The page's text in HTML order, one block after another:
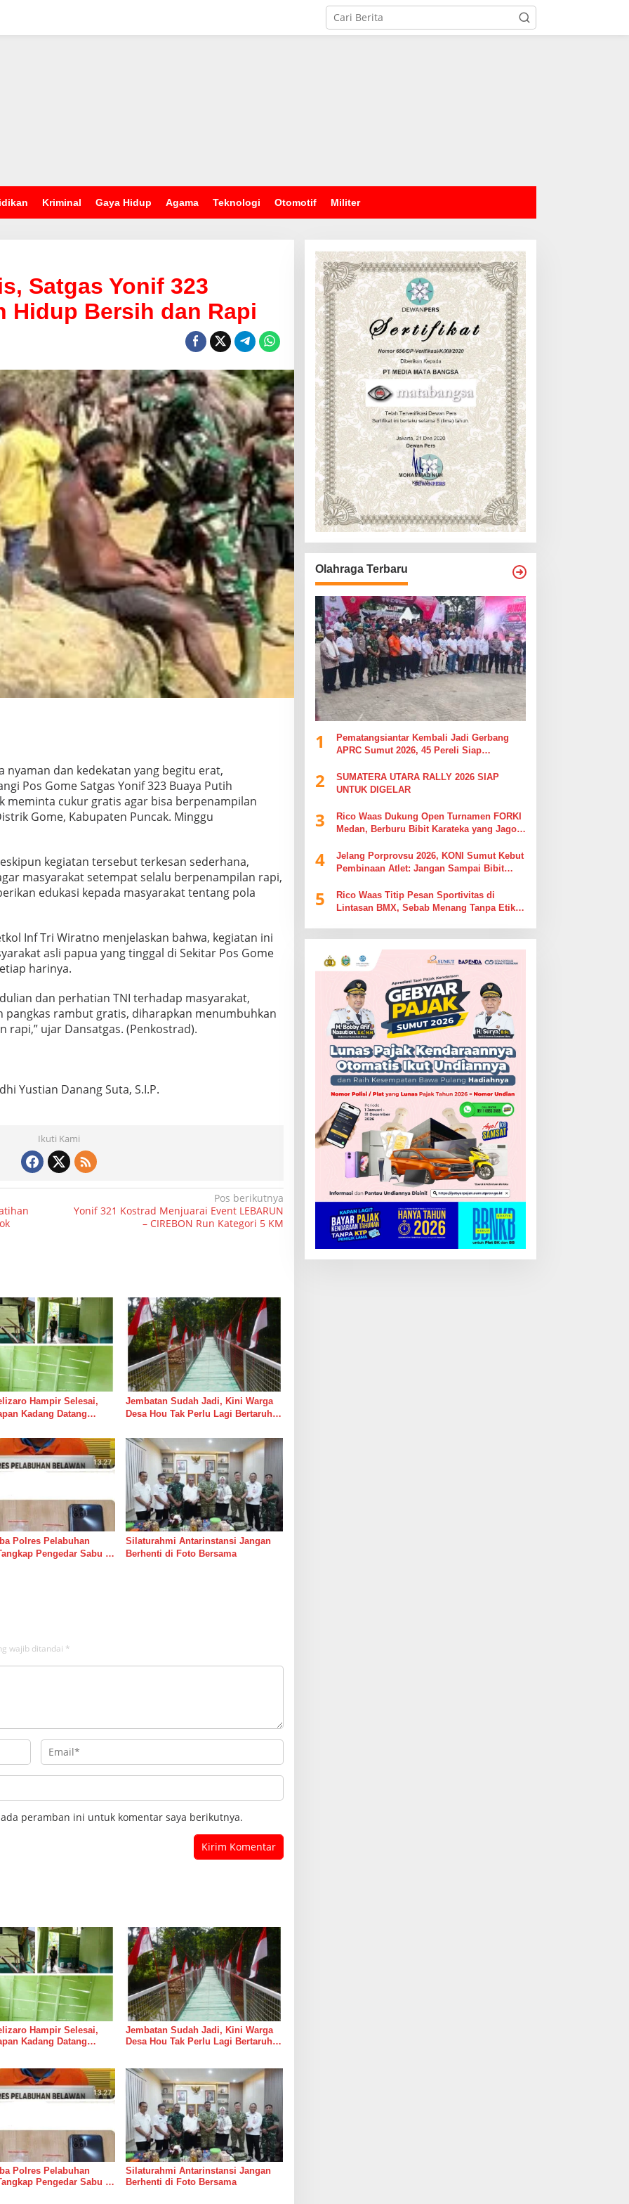
Kriminal Gaya Hidup Agama Teknologi Otomotif Militer
Satgas Yonif 323
Hidup Bersih dan Rapi
nyaman dan kedekatan yang begitu erat,
Pos Gome Satgas Yonif 323 Buaya Putih
meminta cukur gratis agar bisa berpenampilan
Gome, Kabupaten Puncak. Minggu
kegiatan tersebut terkesan sederhana,
masyarakat setempat selalu berpenampilan rapi,
edukasi kepada masyarakat tentang pola
Inf Tri Wiratno menjelaskan bahwa, kegiatan ini
asli papua yang tinggal di Sekitar Pos Gome
harinya.
dan perhatian TNI terhadap masyarakat,
pangkas rambut gratis, diharapkan menumbuhkan
rapi,” ujar Dansatgas. (Penkostrad).
Yustian Danang Suta, S.I.P.
Ikuti Kami
Pos berikutnya
Yonif 321 Kostrad Menjuarai Event LEBARUN
– CIREBON Run Kategori 5 KM
Hampir Selesai,
Kadang Datang
Jembatan Sudah Jadi, Kini Warga
Desa Hou Tak Perlu Lagi Bertaruh
Polres Pelabuhan
Pengedar Sabu di
Silaturahmi Antarinstansi Jangan
Berhenti di Foto Bersama
wajib ditandai *
peramban ini untuk komentar saya berikutnya.
Hampir Selesai,
Kadang Datang
Jembatan Sudah Jadi, Kini Warga
Desa Hou Tak Perlu Lagi Bertaruh
Polres Pelabuhan
Pengedar Sabu di
Silaturahmi Antarinstansi Jangan
Berhenti di Foto Bersama
Olahraga Terbaru
1
Pematangsiantar Kembali Jadi Gerbang
APRC Sumut 2026, 45 Pereli Siap
Kabupaten Simalungun
2
SUMATERA UTARA RALLY 2026 SIAP
UNTUK DIGELAR
3
Rico Waas Dukung Open Turnamen FORKI
Medan, Berburu Bibit Karateka yang Jago
Komentar
4
Jelang Porprovsu 2026, KONI Sumut Kebut
Pembinaan Atlet: Jangan Sampai Bibit
5
Rico Waas Titip Pesan Sportivitas di
Lintasan BMX, Sebab Menang Tanpa Etika